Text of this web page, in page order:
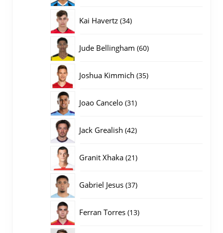
Kai Havertz 3434
Jude Bellingham 6060
Joshua Kimmich 3535
Joao Cancelo 3131
Jack Grealish 4242
Granit Xhaka 2121
Gabriel Jesus 3737
Ferran Torres 1313